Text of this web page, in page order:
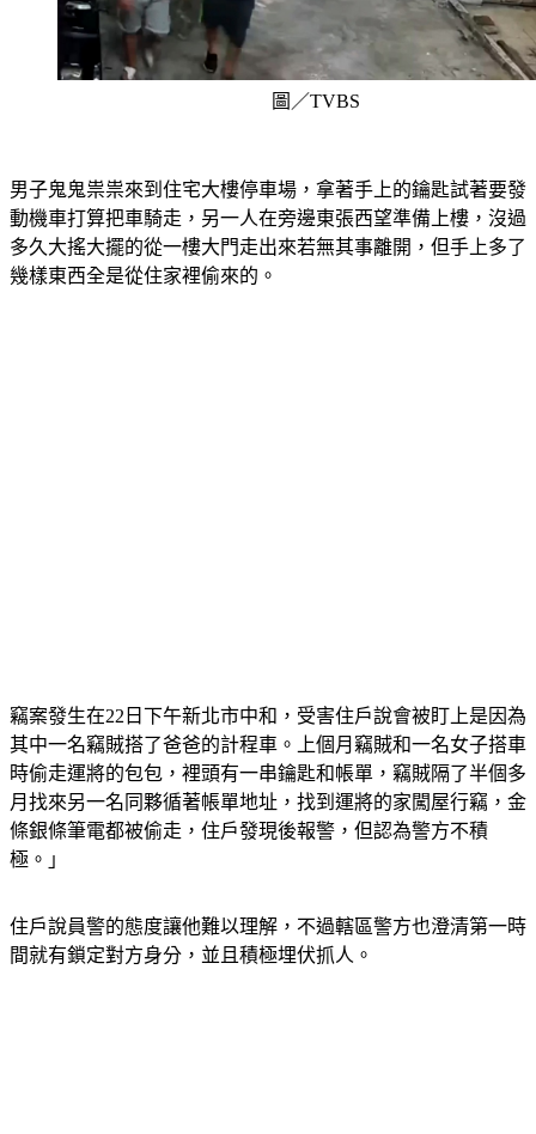
圖／TVBS
動機車打算把車騎走，另一人在旁邊東張西望準備上樓，沒過
多久大搖大擺的從一樓大門走出來若無其事離開，但手上多了
幾樣東西全是從住家裡偷來的。
其中一名竊賊搭了爸爸的計程車。上個月竊賊和一名女子搭車
時偷走運將的包包，裡頭有一串鑰匙和帳單，竊賊隔了半個多
月找來另一名同夥循著帳單地址，找到運將的家闖屋行竊，金
條銀條筆電都被偷走，住戶發現後報警，但認為警方不積
極。」
間就有鎖定對方身分，並且積極埋伏抓人。